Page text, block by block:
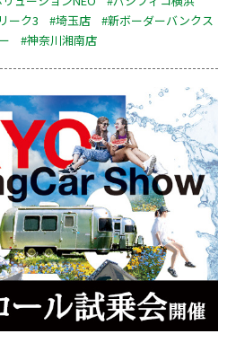
ーク3 #埼玉店
#新ボーダーバンクス
#神奈川湘南店